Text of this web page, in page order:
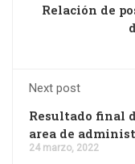
Relación de
Next post
Resultado final
area de
24 marzo, 2022